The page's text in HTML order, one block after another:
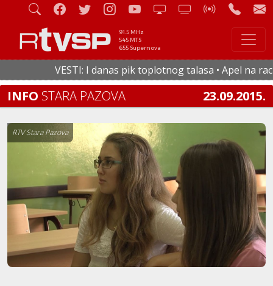
91.5 MHz
545 MTS
655 Supernova
VESTI: I danas pik toplotnog talasa • Apel na
INFO STARA PAZOVA 23.09.2015.
RTV Stara Pazova